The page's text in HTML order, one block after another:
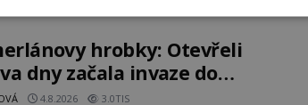
protihusitského boje. Za
jistou
hrobky: Otevřeli
dny začala invaze do
nebo varování?
4.8.2026 3.0TIS